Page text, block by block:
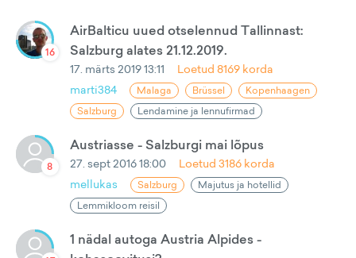
16
AirBalticu uued otselennud Tallinnast:
Salzburg alates 21.12.2019.
17. märts 2019 13:11 Loetud 8169 korda
marti384
Malaga Brüssel
Kopenhaagen
Salzburg
Lendamine ja lennufirmad
8
Austriasse - Salzburgi mai lõpus
27. sept 2016 18:00 Loetud 3186 korda
mellukas
Salzburg
Majutus ja hotellid
Lemmikloom reisil
1 nädal autoga Austria Alpides -